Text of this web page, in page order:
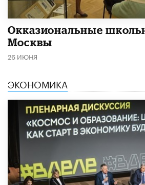
​Окказиональные
Москвы
26 ИЮНЯ
ЭКОНОМИКА